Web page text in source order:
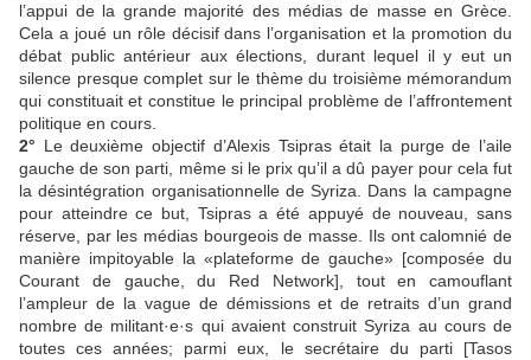
l’appui de la grande majorité des médias de masse en Grèce.
Cela a joué un rôle décisif dans l’organisation et la promotion du
débat public antérieur aux élections, durant lequel il y eut un
silence presque complet sur le thème du troisième mémorandum
qui constituait et constitue le principal problème de l’affrontement
politique en cours.
2° Le deuxième objectif d’Alexis Tsipras était la purge de l’aile
gauche de son parti, même si le prix qu’il a dû payer pour cela fut
la désintégration organisationnelle de Syriza. Dans la campagne
pour atteindre ce but, Tsipras a été appuyé de nouveau, sans
réserve, par les médias bourgeois de masse. Ils ont calomnié de
manière impitoyable la «plateforme de gauche» [composée du
Courant de gauche, du Red Network], tout en camouflant
l’ampleur de la vague de démissions et de retraits d’un grand
nombre de militant·e·s qui avaient construit Syriza au cours de
toutes ces années; parmi eux, le secrétaire du parti [Tasos